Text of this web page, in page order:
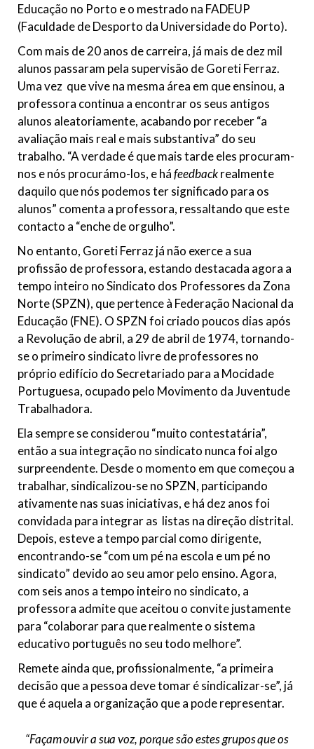
Educação no Porto e o mestrado na FADEUP
(Faculdade de Desporto da Universidade do Porto).
Com mais de 20 anos de carreira, já mais de dez mil
alunos passaram pela supervisão de Goreti Ferraz.
Uma vez que vive na mesma área em que ensinou, a
professora continua a encontrar os seus antigos
alunos aleatoriamente, acabando por receber “a
avaliação mais real e mais substantiva” do seu
trabalho. “A verdade é que mais tarde eles procuram-
nos e nós procurámo-los, e háfeedbackrealmente
daquilo que nós podemos ter significado para os
alunos” comenta a professora, ressaltando que este
contacto a “enche de orgulho”.
No entanto, Goreti Ferraz já não exerce a sua
profissão de professora, estando destacada agora a
tempo inteiro no Sindicato dos Professores da Zona
Norte (SPZN), que pertence à Federação Nacional da
Educação (FNE). O SPZN foi criado poucos dias após
a Revolução de abril, a 29 de abril de 1974, tornando-
se o primeiro sindicato livre de professores no
próprio edifício do Secretariado para a Mocidade
Portuguesa, ocupado pelo Movimento da Juventude
Trabalhadora.
Ela sempre se considerou “muito contestatária”,
então a sua integração no sindicato nunca foi algo
surpreendente. Desde o momento em que começou a
trabalhar, sindicalizou-se no SPZN, participando
ativamente nas suas iniciativas, e há dez anos foi
convidada para integrar as listas na direção distrital.
Depois, esteve a tempo parcial como dirigente,
encontrando-se “com um pé na escola e um pé no
sindicato” devido ao seu amor pelo ensino. Agora,
com seis anos a tempo inteiro no sindicato, a
professora admite que aceitou o convite justamente
para “colaborar para que realmente o sistema
educativo português no seu todo melhore”.
Remete ainda que, profissionalmente, “a primeira
decisão que a pessoa deve tomar é sindicalizar-se”, já
que é aquela a organização que a pode representar.
“Façam ouvir a sua voz, porque são estes grupos que os